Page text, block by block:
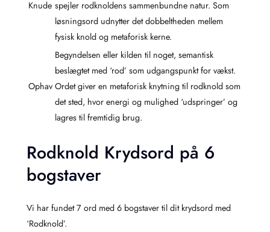
Knude spejler rodknoldens sammenbundne natur. Som
løsningsord udnytter det dobbeltheden mellem
fysisk knold og metaforisk kerne.
Ophav
Begyndelsen eller kilden til noget, semantisk
beslægtet med ‘rod’ som udgangspunkt for vækst.
Ordet giver en metaforisk knytning til rodknold som
det sted, hvor energi og mulighed ‘udspringer’ og
lagres til fremtidig brug.
Rodknold Krydsord på 6
bogstaver
Vi har fundet 7 ord med 6 bogstaver til dit krydsord med
‘Rodknold’.